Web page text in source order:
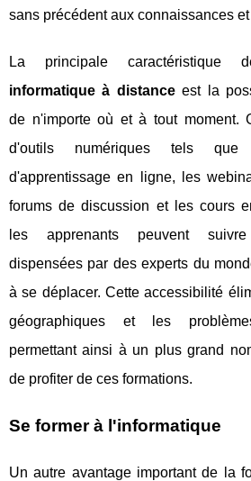
sans précédent aux connaissances
La principale caractéristique
informatique à distanceest la
de n'importe où et à tout moment.
d'outils numériques tels que
d'apprentissage en ligne, les
forums de discussion et les cours
les apprenants peuvent
dispensées par des experts du
à se déplacer. Cette accessibilité
géographiques et les
permettant ainsi à un plus grand
de profiter de ces formations.
Se former à l'informatique
Un autre avantage important de la